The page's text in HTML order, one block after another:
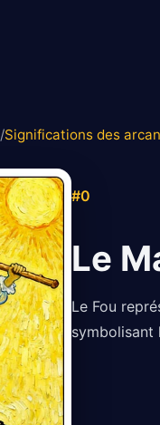
/Significations des
#0
Le
Le Fou
symbolisant